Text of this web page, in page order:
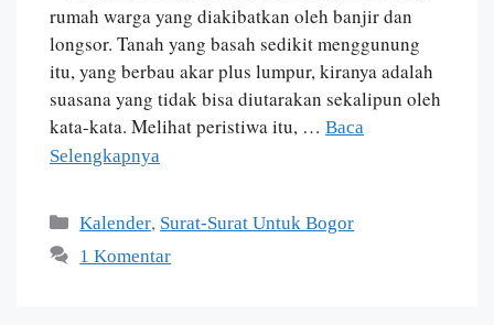
rumah warga yang diakibatkan oleh banjir dan
longsor. Tanah yang basah sedikit menggunung
itu, yang berbau akar plus lumpur, kiranya adalah
suasana yang tidak bisa diutarakan sekalipun oleh
kata-kata. Melihat peristiwa itu, … Baca
Selengkapnya
Kalender, Surat-Surat Untuk Bogor
1 Komentar